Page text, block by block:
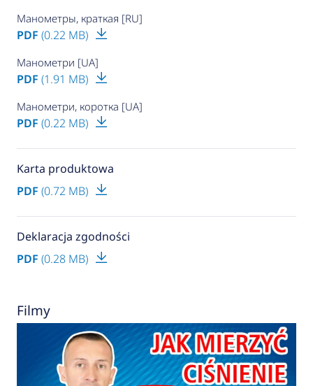
Манометры, краткая [RU]
PDF (0.22 MB)
Манометри [UA]
PDF (1.91 MB)
Манометри, коротка [UA]
PDF (0.22 MB)
Karta produktowa
PDF (0.72 MB)
Deklaracja zgodności
PDF (0.28 MB)
Filmy